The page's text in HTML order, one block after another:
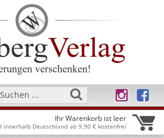
Ihr Warenkorb ist leer
innerhalb Deutschland ab 9,90 € kostenfrei